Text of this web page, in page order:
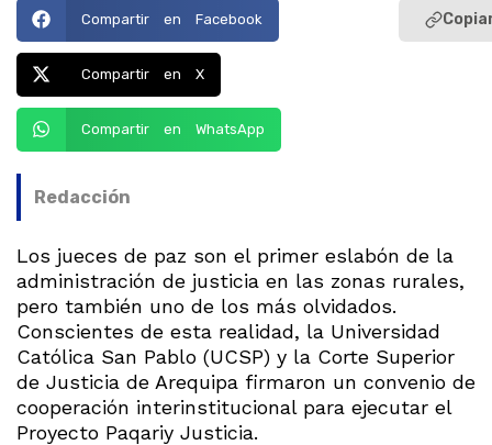
Compartir en Facebook
Compartir en X
Compartir en WhatsApp
Redacción
Los jueces de paz son el primer eslabón de la
administración de justicia en las zonas rurales,
pero también uno de los más olvidados.
Conscientes de esta realidad, la Universidad
Católica San Pablo (UCSP) y la Corte Superior
de Justicia de Arequipa firmaron un convenio de
cooperación interinstitucional para ejecutar el
Proyecto Paqariy Justicia.